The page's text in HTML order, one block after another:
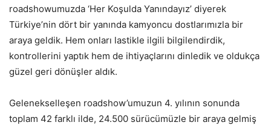
roadshowumuzda ‘Her Koşulda Yanındayız’ diyerek
Türkiye’nin dört bir yanında kamyoncu dostlarımızla bir
araya geldik. Hem onları lastikle ilgili bilgilendirdik,
kontrollerini yaptık hem de ihtiyaçlarını dinledik ve oldukça
güzel geri dönüşler aldık.
Gelenekselleşen roadshow’umuzun 4. yılının sonunda
toplam 42 farklı ilde, 24.500 sürücümüzle bir araya gelmiş